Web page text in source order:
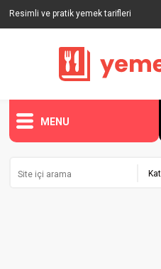
Resimli ve pratik yemek tarifleri
MENU